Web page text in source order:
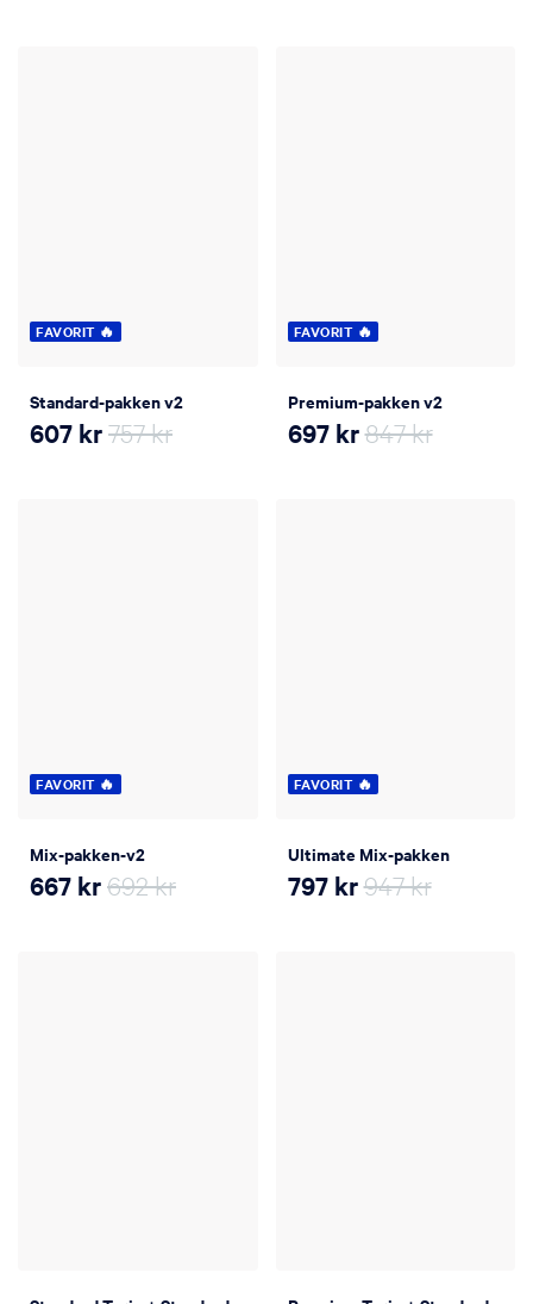
FAVORIT 🔥
Standard-pakken v2
607 kr757 kr
FAVORIT 🔥
Premium-pakken v2
697 kr847 kr
FAVORIT 🔥
Mix-pakken-v2
667 kr692 kr
FAVORIT 🔥
Ultimate Mix-pakken
797 kr947 kr